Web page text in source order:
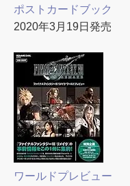
ポストカードブック
2020年3月19日発売
ワールドプレビュー